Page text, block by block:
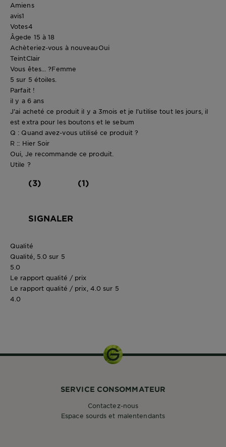
Amiens
avis1
Votes4
Âgede 15 à 18
Achèteriez-vous à nouveauOui
TeintClair
Vous êtes... ?Femme
5 sur 5 étoiles.
Parfait !
il y a 6 ans
J’ai acheté ce produit il y a 3mois et je l’utilise tout les jours, il
est extra pour les boutons et le sebum
Q : Quand avez-vous utilisé ce produit ?
R :: Hier Soir
Oui, Je recommande ce produit.
Utile ?
(3) (1)
SIGNALER
Qualité
Qualité, 5.0 sur 5
5.0
Le rapport qualité / prix
Le rapport qualité / prix, 4.0 sur 5
4.0
SERVICE CONSOMMATEUR
Contactez-nous
Espace sourds et malentendants